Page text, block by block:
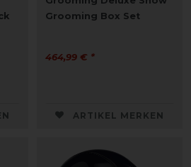
Grooming Box Set
464,99 € *
ARTIKEL MERKEN